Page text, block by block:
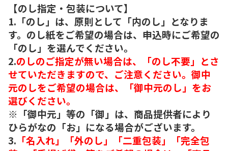
【のし指定・包装について】
1.「のし」は、原則として「内のし」となりま
す。のし紙をご希望の場合は、申込時にご希望の
「のし」を選んでください。
2.のしのご指定が無い場合は、「のし不要」とさ
せていただきますので、ご注意ください。御中
元のしをご希望の場合は、「御中元のし」をお
選びください。
※「御中元」等の「御」は、商品提供者により
ひらがなの「お」になる場合がございます。
3. 「名入れ」「外のし」「二重包装」「完全包